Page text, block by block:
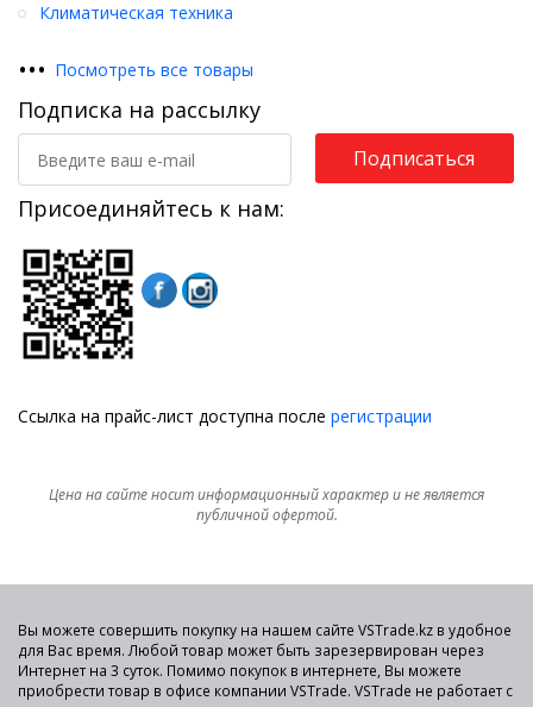
Климатическая техника
••• Посмотреть все товары
Подписка на рассылку
Подписаться
Присоединяйтесь к нам:
Ссылка на прайс-лист доступна после регистрации
Цена на сайте носит информационный характер и не является
публичной офертой.
Вы можете совершить покупку на нашем сайте VSTrade.kz в удобное
для Вас время. Любой товар может быть зарезервирован через
Интернет на 3 суток. Помимо покупок в интернете, Вы можете
приобрести товар в офисе компании VSTrade. VSTrade не работает с